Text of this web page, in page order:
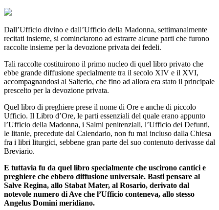
Dall’Ufficio divino e dall’Ufficio della Madonna, settimanalmente
recitati insieme, si cominciarono ad estrarre alcune parti che furono
raccolte insieme per la devozione privata dei fedeli.
Tali raccolte costituirono il primo nucleo di quel libro privato che
ebbe grande diffusione specialmente tra il secolo XIV e il XVI,
accompagnandosi al Salterio, che fino ad allora era stato il principale
prescelto per la devozione privata.
Quel libro di preghiere prese il nome di Ore e anche di piccolo
Ufficio. Il Libro d’Ore, le parti essenziali del quale erano appunto
l’Ufficio della Madonna, i Salmi penitenziali, l’Ufficio dei Defunti,
le litanie, precedute dal Calendario, non fu mai incluso dalla Chiesa
fra i libri liturgici, sebbene gran parte del suo contenuto derivasse dal
Breviario.
E tuttavia fu da quel libro specialmente che uscirono cantici e
preghiere che ebbero diffusione universale. Basti pensare al
Salve Regina, allo Stabat Mater, al Rosario, derivato dal
notevole numero di Ave che l’Ufficio conteneva, allo stesso
Angelus Domini meridiano.